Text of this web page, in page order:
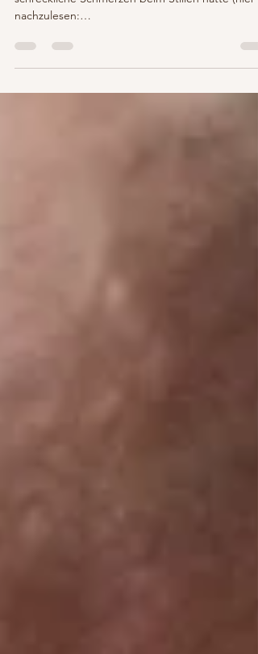
Nachdem ich bei meinem ersten Kind so
nachzulesen:
http://leoniejoos.com/blog/post/meine-...